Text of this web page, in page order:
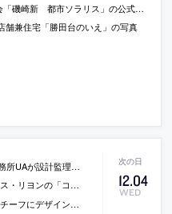
都市ソラリス」の公式ウェブサイトが公開
舗兼住宅「勝田台のいえ」の写真
12.04
WED
（川崎・宇都宮）を募集中
アンス博物館」の現場写真
インした切手の写真